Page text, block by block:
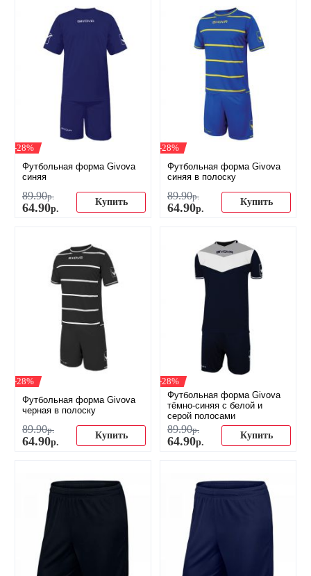
-28%
Футбольная форма Givova
синяя
89.90р.
64.90р.
Купить
-28%
Футбольная форма Givova
синяя в полоску
89.90р.
64.90р.
Купить
-28%
Футбольная форма Givova
черная в полоску
89.90р.
64.90р.
Купить
-28%
Футбольная форма Givova
тёмно-синяя с белой и
серой полосами
89.90р.
64.90р.
Купить